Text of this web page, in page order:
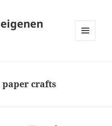
crafts